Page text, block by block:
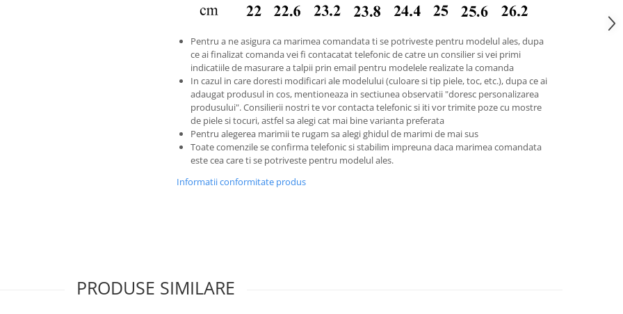
Pentru a ne asigura ca marimea comandata ti se potriveste pentru modelul ales, dupa
ce ai finalizat comanda vei fi contacatat telefonic de catre un consilier si vei primi
indicatiile de masurare a talpii prin email pentru modelele realizate la comanda
In cazul in care doresti modificari ale modelului (culoare si tip piele, toc, etc.), dupa ce ai
adaugat produsul in cos, mentioneaza in sectiunea observatii "doresc personalizarea
produsului". Consilierii nostri te vor contacta telefonic si iti vor trimite poze cu mostre
de piele si tocuri, astfel sa alegi cat mai bine varianta preferata
Pentru alegerea marimii te rugam sa alegi ghidul de marimi de mai sus
Toate comenzile se confirma telefonic si stabilim impreuna daca marimea comandata
este cea care ti se potriveste pentru modelul ales.
Informatii conformitate produs
PRODUSE SIMILARE